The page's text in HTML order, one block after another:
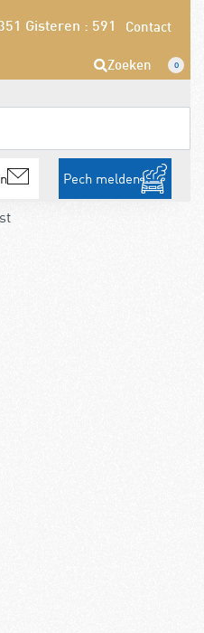
Gisteren : 591 Contact
Zoeken 0
Pech melden